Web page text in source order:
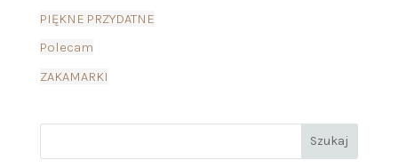
PIĘKNE PRZYDATNE
Polecam
ZAKAMARKI